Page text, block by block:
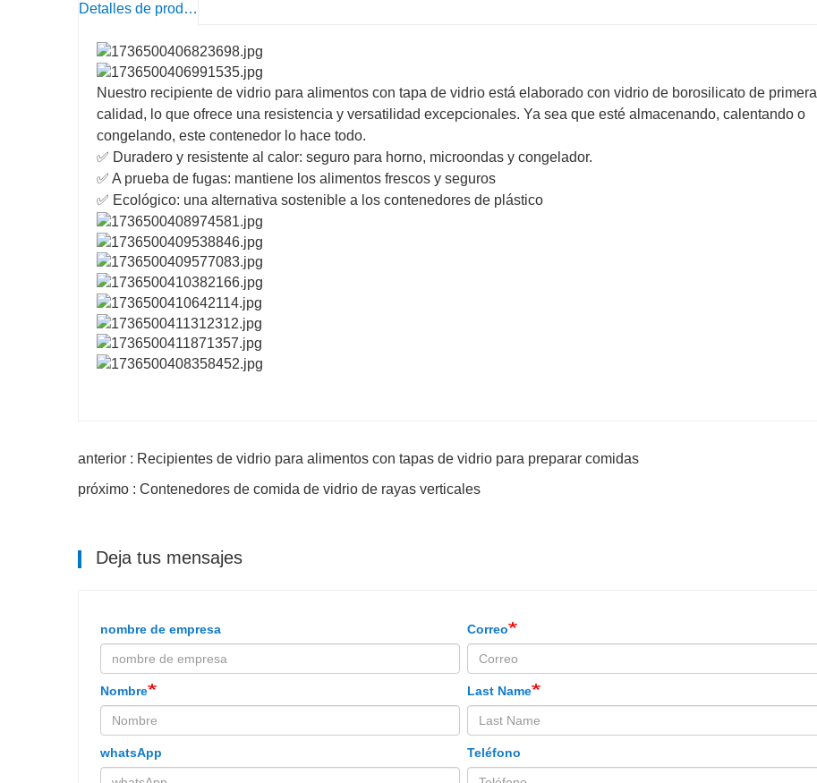
Detalles de producto
Nuestro recipiente de vidrio para alimentos con tapa de vidrio está elaborado con vidrio de borosilicato de primera
calidad, lo que ofrece una resistencia y versatilidad excepcionales. Ya sea que esté almacenando, calentando o
congelando, este contenedor lo hace todo.
✅ Duradero y resistente al calor: seguro para horno, microondas y congelador.
✅ A prueba de fugas: mantiene los alimentos frescos y seguros
✅ Ecológico: una alternativa sostenible a los contenedores de plástico
anterior : Recipientes de vidrio para alimentos con tapas de vidrio para preparar comidas
próximo : Contenedores de comida de vidrio de rayas verticales
Deja tus mensajes
nombre de empresa Correo
Nombre Last Name
whatsApp Teléfono